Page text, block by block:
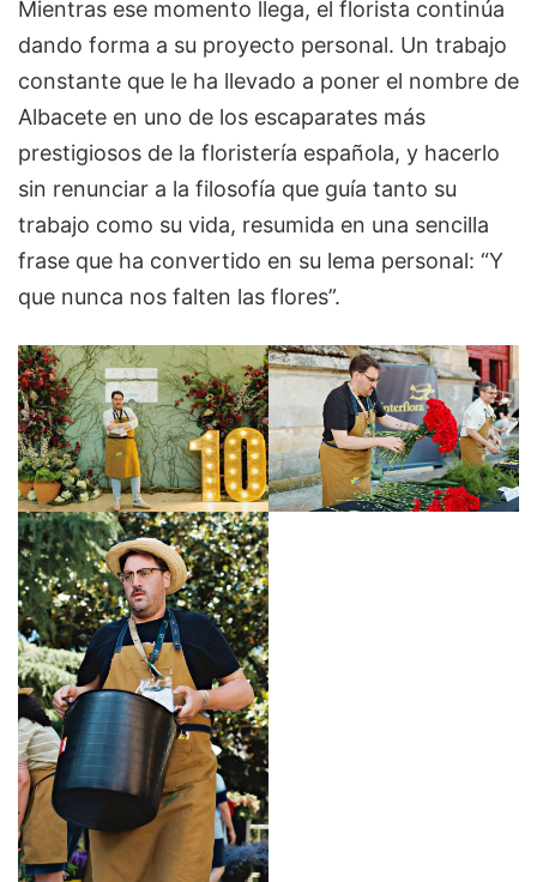
Mientras ese momento llega, el florista continúa
dando forma a su proyecto personal. Un trabajo
constante que le ha llevado a poner el nombre de
Albacete en uno de los escaparates más
prestigiosos de la floristería española, y hacerlo
sin renunciar a la filosofía que guía tanto su
trabajo como su vida, resumida en una sencilla
frase que ha convertido en su lema personal: “Y
que nunca nos falten las flores”.